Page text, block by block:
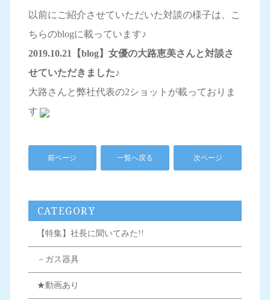
以前にご紹介させていただいた対談の様子は、こ
ちらのblogに載っています♪
2019.10.21【blog】女優の大路恵美さんと対談さ
せていただきました♪
大路さんと弊社代表の2ショットが載っておりま
す
前ページ 一覧へ戻る 次ページ
CATEGORY
【特集】社長に聞いてみた!!
－ガス器具
★動画あり